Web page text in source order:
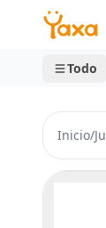
MINI
0 productos
Todo
Inicio/